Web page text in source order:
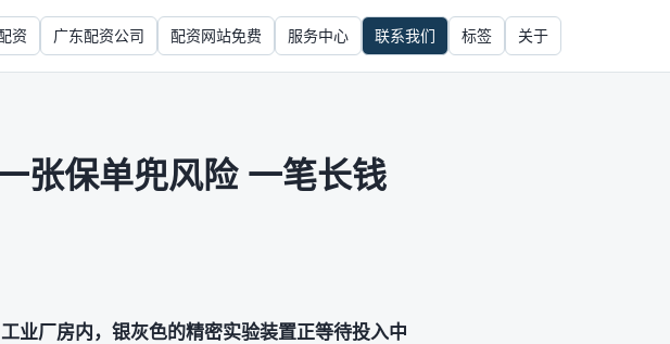
资 广东配资公司 配资网站免费 服务中心 联系我们 标签 关于
张保单兜风险 一笔长钱
业厂房内，银灰色的精密实验装置正等待投入中